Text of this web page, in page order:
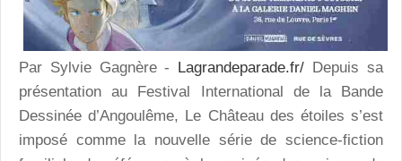
Par Sylvie Gagnère - Lagrandeparade.fr/ Depuis sa
présentation au Festival International de la Bande
Dessinée d’Angoulême, Le Château des étoiles s’est
imposé comme la nouvelle série de science-fiction